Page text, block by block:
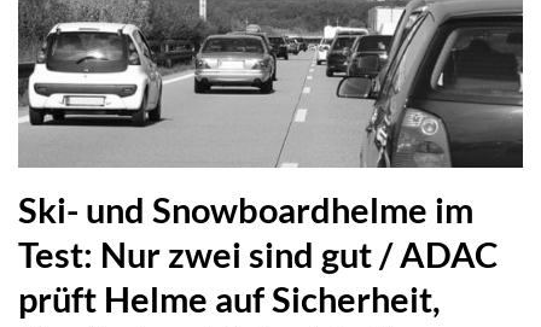
Ski- und Snowboardhelme im
Test: Nur zwei sind gut / ADAC
prüft Helme auf Sicherheit,